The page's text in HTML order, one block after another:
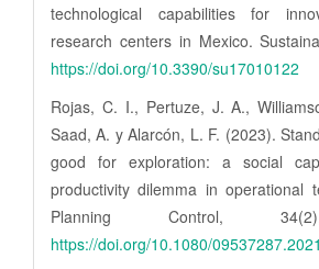
technological capabilities for
research centers in Mexico.
https://doi.org/10.3390/su17010122
Rojas, C. I., Pertuze, J. A.,
Saad, A. y Alarcón, L. F. (2023).
good for exploration: a social
productivity dilemma in operational
Planning Control,
https://doi.org/10.1080/